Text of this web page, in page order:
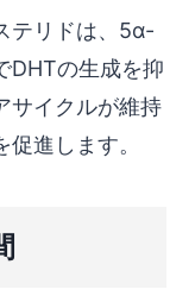
テリドは、5α-
DHTの生成を抑
サイクルが維持
進します。